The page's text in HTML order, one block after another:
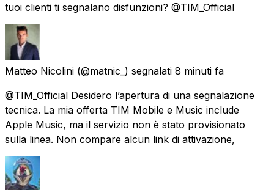
tuoi clienti ti segnalano disfunzioni? @TIM_Official
Matteo Nicolini (@matnic_) segnalati 8 minuti fa
@TIM_Official Desidero l’apertura di una segnalazione
tecnica. La mia offerta TIM Mobile e Music include
Apple Music, ma il servizio non è stato provisionato
sulla linea. Non compare alcun link di attivazione,